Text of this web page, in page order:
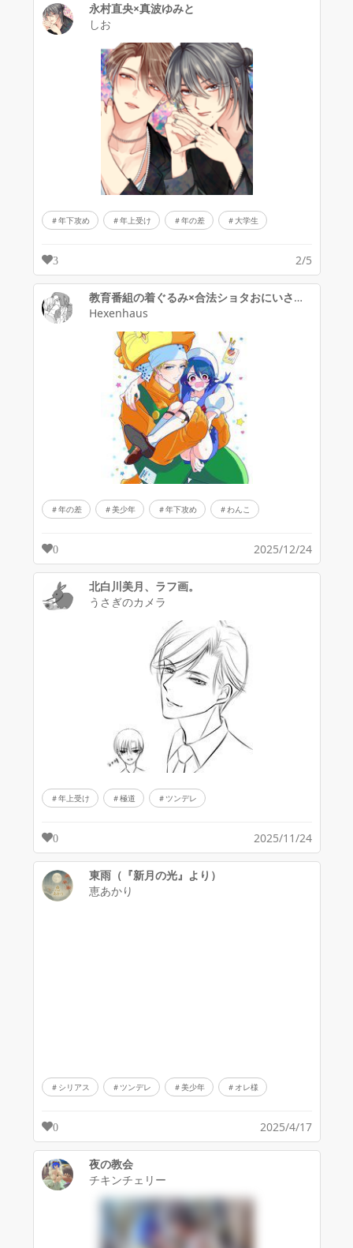
永村直央×真波ゆみと
しお
年下攻め 年上受け 年の差 大学生
3 2/5
教育番組の着ぐるみ×合法ショタおにいさん
Hexenhaus
年の差 美少年 年下攻め わんこ
0 2025/12/24
北白川美月、ラフ画。
うさぎのカメラ
年上受け 極道 ツンデレ
0 2025/11/24
東雨（『新月の光』より）
恵あかり
シリアス ツンデレ 美少年 オレ様
0 2025/4/17
夜の教会
チキンチェリー